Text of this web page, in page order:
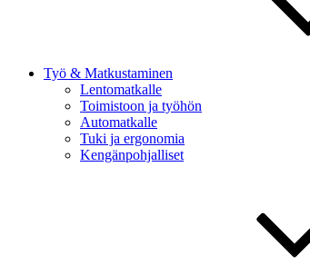
Työ & Matkustaminen
Lentomatkalle
Toimistoon ja työhön
Automatkalle
Tuki ja ergonomia
Kengänpohjalliset